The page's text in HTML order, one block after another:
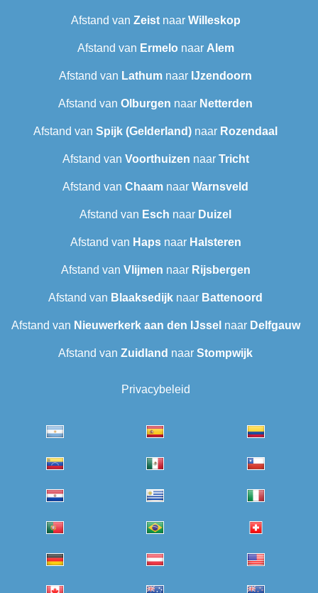
Afstand van Zeistnaar Willeskop
Afstand van Ermelo naar Alem
Afstand van Lathum naar IJzendoorn
Afstand van Olburgen naar Netterden
Afstand van Spijk (Gelderland) naar Rozendaal
Afstand van Voorthuizen naar Tricht
Afstand van Chaam naar Warnsveld
Afstand van Esch naar Duizel
Afstand van Hapsnaar Halsteren
Afstand van Vlijmen naar Rijsbergen
Afstand van Blaaksedijk naar Battenoord
Afstand van Nieuwerkerk aan den IJssel naar Delfgauw
Afstand van Zuidland naar Stompwijk
Privacybeleid